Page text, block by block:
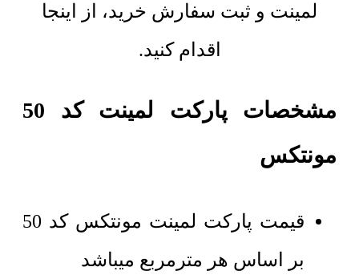
لمینت و ثبت سفارش خرید، از اینجا
اقدام کنید.
مشخصات پارکت لمینت کد 50
مونتکس
قیمت پارکت لمینت مونتکس کد 50
بر اساس هر مترمربع میباشد